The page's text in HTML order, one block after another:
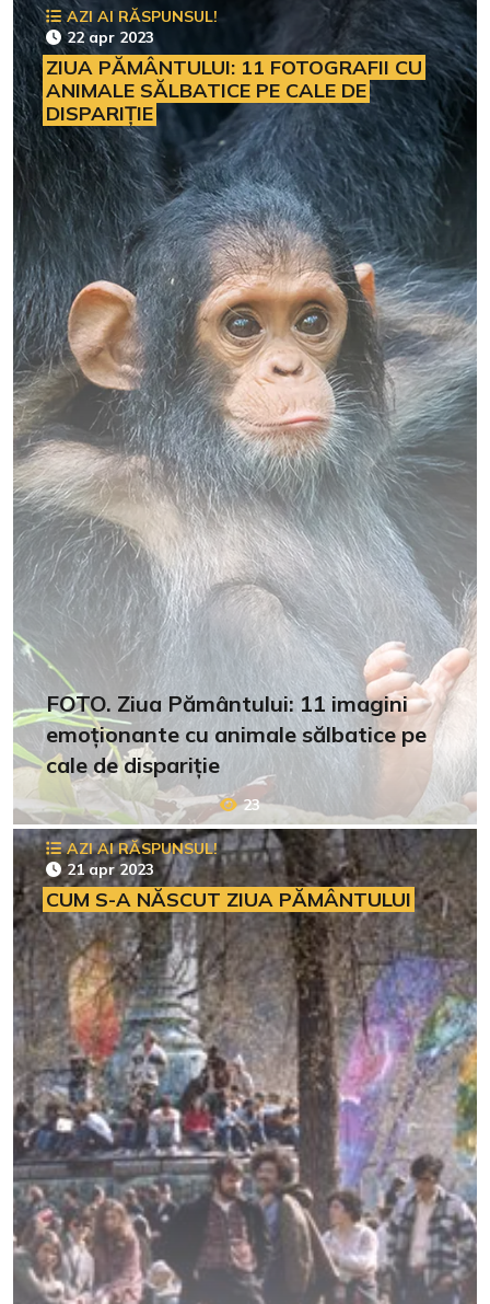
AZI AI RĂSPUNSUL!
22 apr 2023
ZIUA PĂMÂNTULUI: 11 FOTOGRAFII CU
ANIMALE SĂLBATICE PE CALE DE
DISPARIȚIE
FOTO. Ziua Pământului: 11 imagini
emoționante cu animale sălbatice pe
cale de dispariție
23
AZI AI RĂSPUNSUL!
21 apr 2023
CUM S-A NĂSCUT ZIUA PĂMÂNTULUI